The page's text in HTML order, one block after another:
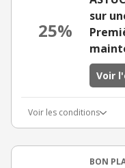
25%
sur
Voir
Voir les conditions
BON